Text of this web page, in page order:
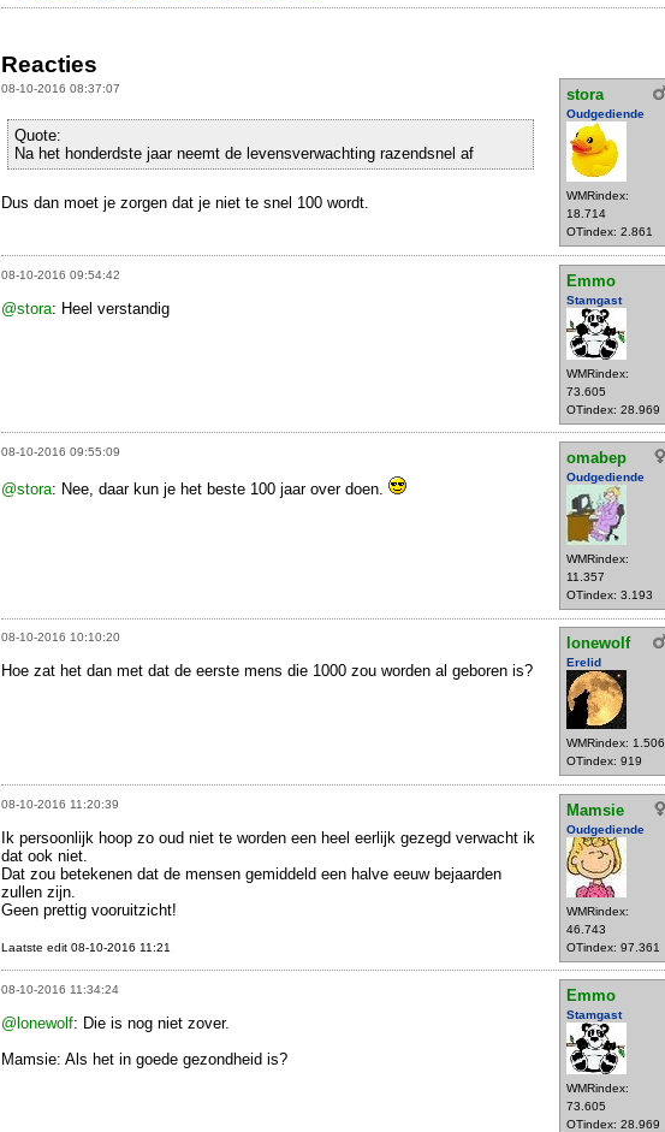
Reacties
08-10-2016 08:37:07 stora
Oudgediende
WMRindex:
18.714
OTindex: 2.861
Quote:
Na het honderdste jaar neemt de levensverwachting razendsnel af
Dus dan moet je zorgen dat je niet te snel 100 wordt.
08-10-2016 09:54:42 Emmo
Stamgast
WMRindex:
73.605
OTindex: 28.969
@stora: Heel verstandig
08-10-2016 09:55:09 omabep
Oudgediende
WMRindex:
11.357
OTindex: 3.193
@stora: Nee, daar kun je het beste 100 jaar over doen.
08-10-2016 10:10:20 lonewolf
Erelid
WMRindex: 1.506
OTindex: 919
Hoe zat het dan met dat de eerste mens die 1000 zou worden al geboren is?
08-10-2016 11:20:39 Mamsie
Oudgediende
WMRindex:
46.743
OTindex: 97.361
Ik persoonlijk hoop zo oud niet te worden een heel eerlijk gezegd verwacht ik
dat ook niet.
Dat zou betekenen dat de mensen gemiddeld een halve eeuw bejaarden
zullen zijn.
Geen prettig vooruitzicht!
Laatste edit 08-10-2016 11:21
08-10-2016 11:34:24 Emmo
Stamgast
WMRindex:
73.605
OTindex: 28.969
@lonewolf: Die is nog niet zover.
Mamsie: Als het in goede gezondheid is?